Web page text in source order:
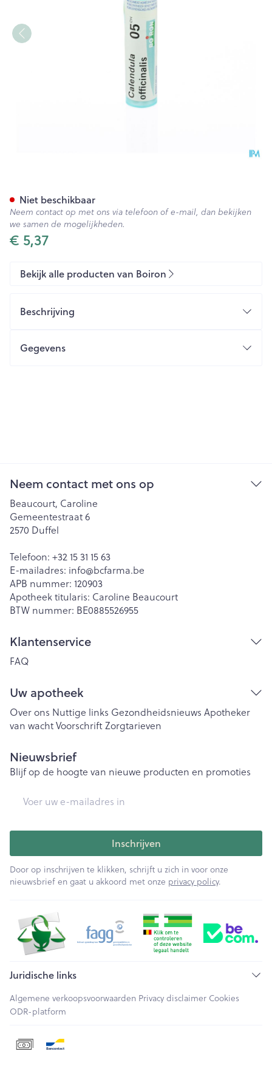
€ 5,37
Niet beschikbaar
Neem contact op met ons via telefoon of e-mail, dan bekijken
we samen de mogelijkheden.
Bekijk alle producten van Boiron
Beschrijving
Gegevens
Neem contact met ons op
Beaucourt, Caroline
Gemeentestraat 6
2570 Duffel
Telefoon: +32 15 31 15 63
E-mailadres: info@bcfarma.be
APB nummer: 120903
Apotheek titularis: Caroline Beaucourt
BTW nummer: BE0885526955
Klantenservice
FAQ
Uw apotheek
Over ons Nuttige links Gezondheidsnieuws Apotheker
van wachtVoorschriftZorgtarieven
Nieuwsbrief
Blijf op de hoogte van nieuwe producten en promoties
Inschrijven
Door op inschrijven te klikken, schrijft u zich in voor onze
nieuwsbrief en gaat u akkoord met onze privacy policy.
Juridische links
Algemene verkoopsvoorwaarden Privacy disclaimer Cookies
ODR-platform